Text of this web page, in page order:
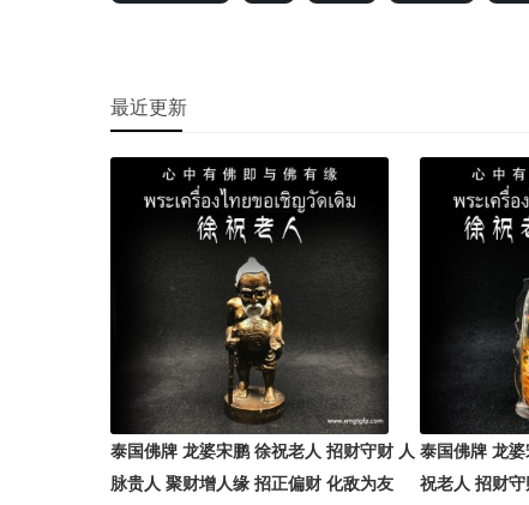
最近更新
泰国佛牌 龙婆宋鹏 徐祝老人 招财守财 人
脉贵人 聚财增人缘 招正偏财 化敌为友
泰国佛牌 龙
祝老人 招财